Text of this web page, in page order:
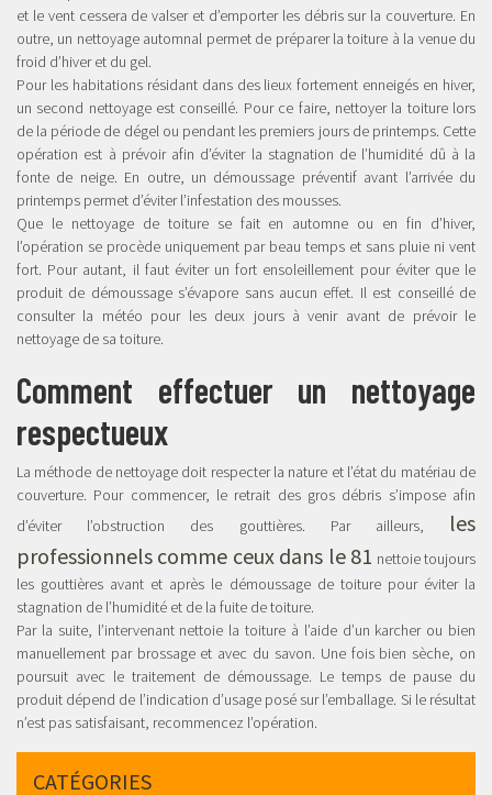
et le vent cessera de valser et d’emporter les débris sur la couverture. En
outre, un nettoyage automnal permet de préparer la toiture à la venue du
froid d’hiver et du gel.
Pour les habitations résidant dans des lieux fortement enneigés en hiver,
un second nettoyage est conseillé. Pour ce faire, nettoyer la toiture lors
de la période de dégel ou pendant les premiers jours de printemps. Cette
opération est à prévoir afin d’éviter la stagnation de l’humidité dû à la
fonte de neige. En outre, un démoussage préventif avant l’arrivée du
printemps permet d’éviter l’infestation des mousses.
Que le nettoyage de toiture se fait en automne ou en fin d’hiver,
l’opération se procède uniquement par beau temps et sans pluie ni vent
fort. Pour autant, il faut éviter un fort ensoleillement pour éviter que le
produit de démoussage s’évapore sans aucun effet. Il est conseillé de
consulter la météo pour les deux jours à venir avant de prévoir le
nettoyage de sa toiture.
Comment effectuer un nettoyage
respectueux
La méthode de nettoyage doit respecter la nature et l’état du matériau de
couverture. Pour commencer, le retrait des gros débris s’impose afin
d’éviter l’obstruction des gouttières. Par ailleurs,
les
professionnels comme ceux dans le 81 nettoie toujours
les gouttières avant et après le démoussage de toiture pour éviter la
stagnation de l’humidité et de la fuite de toiture.
Par la suite, l’intervenant nettoie la toiture à l’aide d’un karcher ou bien
manuellement par brossage et avec du savon. Une fois bien sèche, on
poursuit avec le traitement de démoussage. Le temps de pause du
produit dépend de l’indication d’usage posé sur l’emballage. Si le résultat
n’est pas satisfaisant, recommencez l’opération.
CATÉGORIES